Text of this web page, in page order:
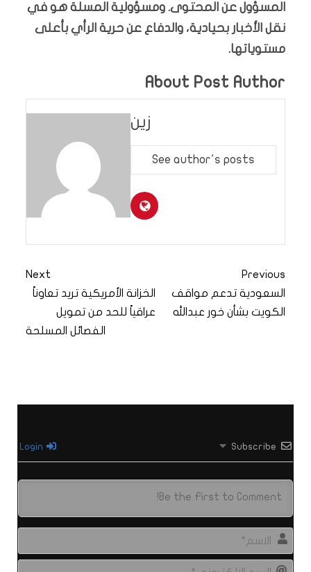
المسؤول عن المحتوى. ومسؤولية المسلة هو في
نقل الأخبار بحيادية، والدفاع عن حرية الرأي بأعلى
مستوياتها.
About Post Author
زين
See author's posts
Previous
السعودية تدعم مواقف
الكويت بشأن خور عبدالله
Next
الخزانة الأمريكية تريد تعاوناً
عراقياً للحد من تمويل
الفصائل المسلحة
Subscribe